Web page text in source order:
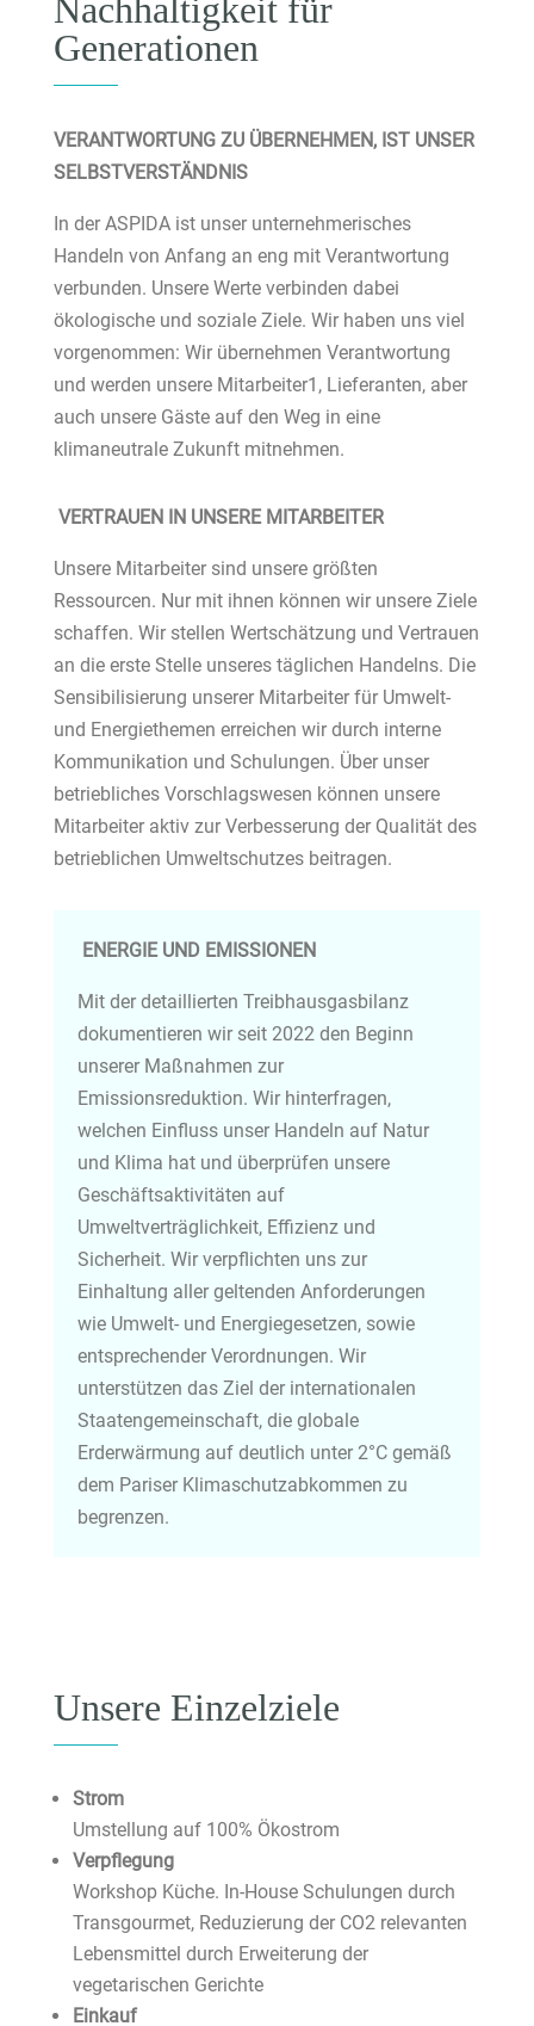
Nachhaltigkeit für
Generationen
VERANTWORTUNG ZU ÜBERNEHMEN, IST UNSER
SELBSTVERSTÄNDNIS
In der ASPIDA ist unser unternehmerisches
Handeln von Anfang an eng mit Verantwortung
verbunden. Unsere Werte verbinden dabei
ökologische und soziale Ziele. Wir haben uns viel
vorgenommen: Wir übernehmen Verantwortung
und werden unsere Mitarbeiter1, Lieferanten, aber
auch unsere Gäste auf den Weg in eine
klimaneutrale Zukunft mitnehmen.
VERTRAUEN IN UNSERE MITARBEITER
Unsere Mitarbeiter sind unsere größten
Ressourcen. Nur mit ihnen können wir unsere Ziele
schaffen. Wir stellen Wertschätzung und Vertrauen
an die erste Stelle unseres täglichen Handelns. Die
Sensibilisierung unserer Mitarbeiter für Umwelt-
und Energiethemen erreichen wir durch interne
Kommunikation und Schulungen. Über unser
betriebliches Vorschlagswesen können unsere
Mitarbeiter aktiv zur Verbesserung der Qualität des
betrieblichen Umweltschutzes beitragen.
ENERGIE UND EMISSIONEN
Mit der detaillierten Treibhausgasbilanz
dokumentieren wir seit 2022 den Beginn
unserer Maßnahmen zur
Emissionsreduktion. Wir hinterfragen,
welchen Einfluss unser Handeln auf Natur
und Klima hat und überprüfen unsere
Geschäftsaktivitäten auf
Umweltverträglichkeit, Effizienz und
Sicherheit. Wir verpflichten uns zur
Einhaltung aller geltenden Anforderungen
wie Umwelt- und Energiegesetzen, sowie
entsprechender Verordnungen. Wir
unterstützen das Ziel der internationalen
Staatengemeinschaft, die globale
Erderwärmung auf deutlich unter 2°C gemäß
dem Pariser Klimaschutzabkommen zu
begrenzen.
Unsere Einzelziele
Strom
Umstellung auf 100% Ökostrom
Verpflegung
Workshop Küche. In-House Schulungen durch
Transgourmet, Reduzierung der CO2 relevanten
Lebensmittel durch Erweiterung der
vegetarischen Gerichte
Einkauf